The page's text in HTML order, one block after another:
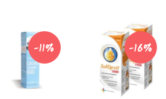
-11% -16%